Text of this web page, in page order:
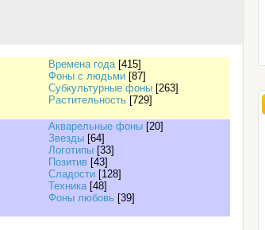
Времена года [415]
Фоны с людьми [87]
Субкультурные фоны [263]
Растительность [729]
Акварельные фоны [20]
Звезды [64]
Логотипы [33]
Позитив [43]
Сладости [128]
Техника [48]
Фоны любовь [39]